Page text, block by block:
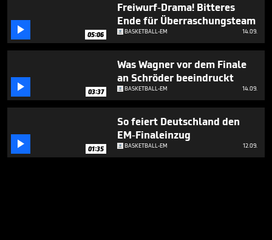
 05:06
Freiwurf-Drama! Bitteres
Ende für Überraschungsteam
BASKETBALL-EM 14.09.
 03:37
Was Wagner vor dem Finale
an Schröder beeindruckt
BASKETBALL-EM 14.09.
 01:35
So feiert Deutschland den
EM-Finaleinzug
BASKETBALL-EM 12.09.